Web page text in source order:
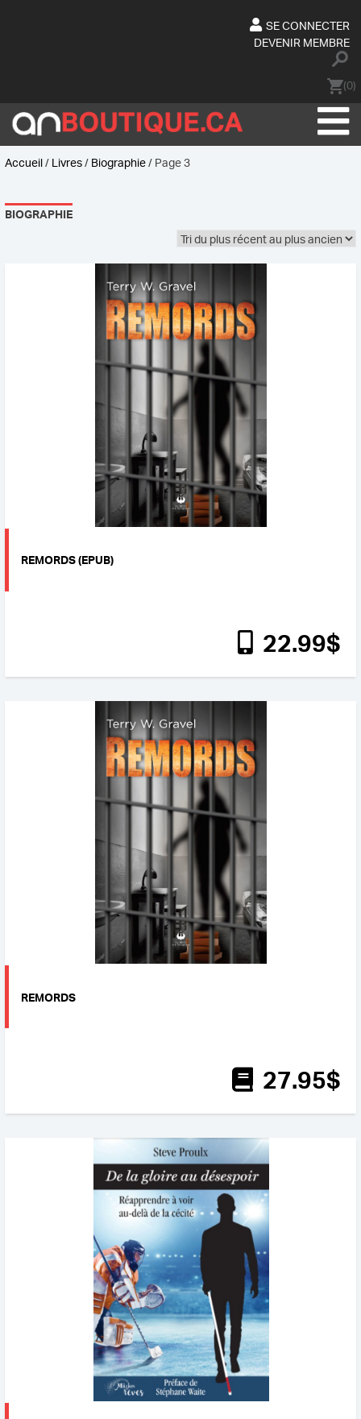
SE CONNECTER
DEVENIR MEMBRE
(0)
Accueil/ Livres/ Biographie/ Page 3
BIOGRAPHIE
REMORDS (EPUB)
22.99$
REMORDS
27.95$